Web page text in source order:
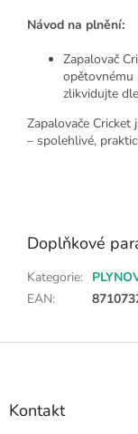
Návod na plnění:
Zapalovač
opětovnému
zlikvidujte
Zapalovače
– spolehlivé,
Doplňkové
Kategorie:
EAN:
Z
Kontakt